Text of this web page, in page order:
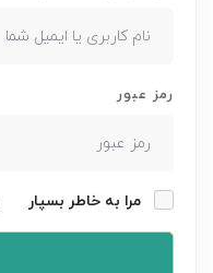
رمز عبور
مرا به خاطر بسپار